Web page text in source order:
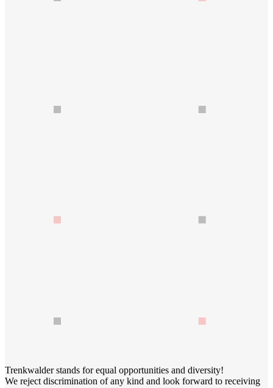
Trenkwalder stands for equal opportunities and diversity!
We reject discrimination of any kind and look forward to receiving